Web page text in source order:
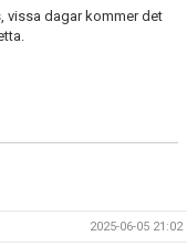
vissa dagar kommer det
2025-06-05 21:02